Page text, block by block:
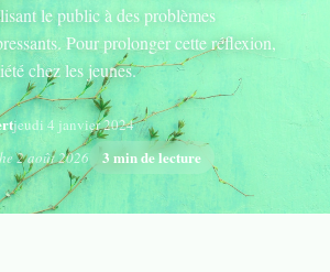
le public à des problèmes
Pour prolonger cette réflexion,
chez les jeunes.
jeudi 4 janvier 2024
2 août 2026
3 min de lecture